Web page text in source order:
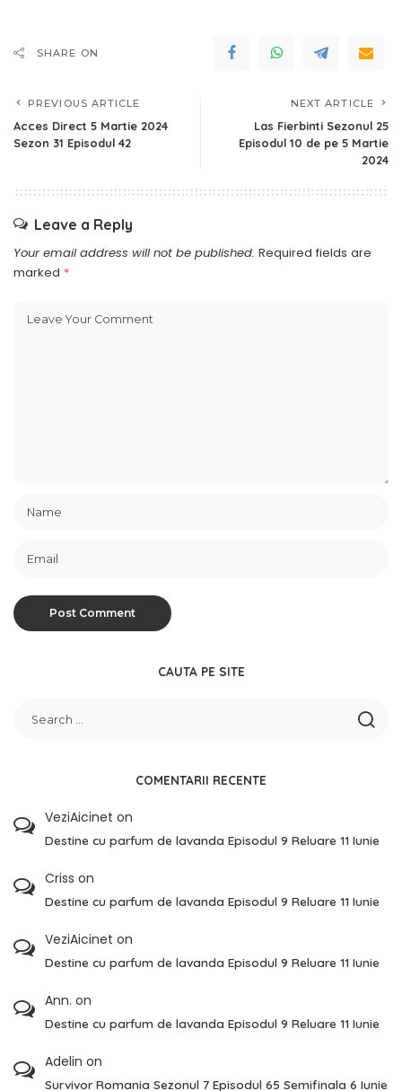
SHARE ON
PREVIOUS ARTICLE
Acces Direct 5 Martie 2024
Sezon 31 Episodul 42
NEXT ARTICLE
Las Fierbinti Sezonul 25
Episodul 10 de pe 5 Martie
2024
Leave a Reply
Your email address will not be published. Required fields are
marked *
CAUTA PE SITE
COMENTARII RECENTE
VeziAicinet on
Destine cu parfum de lavanda Episodul 9 Reluare 11 Iunie
Criss on
Destine cu parfum de lavanda Episodul 9 Reluare 11 Iunie
VeziAicinet on
Destine cu parfum de lavanda Episodul 9 Reluare 11 Iunie
Ann. on
Destine cu parfum de lavanda Episodul 9 Reluare 11 Iunie
Adelin on
Survivor Romania Sezonul 7 Episodul 65 Semifinala 6 Iunie